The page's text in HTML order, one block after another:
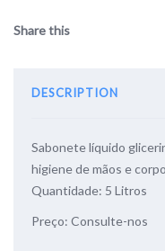
Share this
DESCRIPTION
Sabonete líquido
higiene de mãos e
Quantidade: 5 Litros
Preço: Consulte-nos